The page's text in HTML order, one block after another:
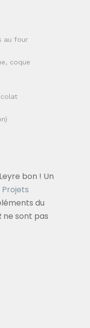
au four
coque
bon ! Un
Projets
du
ne sont pas